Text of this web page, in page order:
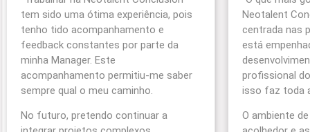
tem sido uma ótima experiência, pois
tenho tido acompanhamento e
feedback constantes por parte da
minha Manager. Este
acompanhamento permitiu-me saber
sempre qual o meu caminho.
No futuro, pretendo continuar a
Neotalent
centrada nas
está
profissional
isso faz toda
O ambiente